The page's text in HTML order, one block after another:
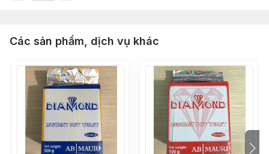
Các sản phẩm, dịch vụ khác